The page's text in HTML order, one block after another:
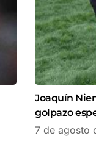
Joaquín
golpazo
7 de agosto